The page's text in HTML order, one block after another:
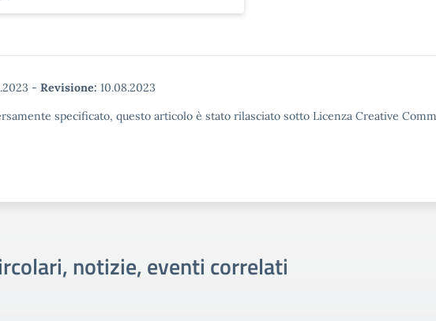
- Revisione: 10.08.2023
specificato, questo articolo è stato rilasciato sotto Licenza Creative
notizie, eventi correlati